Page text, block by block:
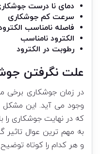
دمای نا درست
سرعت کم جوشکاری
فاصله نامناسب
الکترود نامناسب
رطوبت در الکترود
علت نگرفتن
در زمان جوشکاری برخی
وجود می آید. این مشکل
که در نهایت جوشکاری را
به مهم ترین عوال
و هر کدام را کوتاه